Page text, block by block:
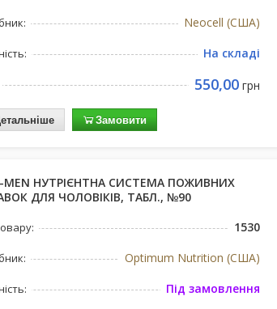
Neocell (США)
На складі
550,00грн
Замовити
MEN НУТРІЄНТНА СИСТЕМА ПОЖИВНИХ
ДЛЯ ЧОЛОВІКІВ, ТАБЛ., №90
1530
Optimum Nutrition (США)
Під замовлення